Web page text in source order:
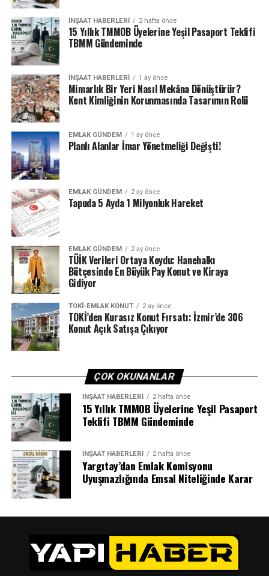
İNŞAAT HABERLERI 2 hafta önce
15 Yıllık TMMOB Üyelerine Yeşil Pasaport Teklifi
TBMM Gündeminde
İNŞAAT HABERLERI 1 ay önce
Mimarlık Bir Yeri Nasıl Mekâna Dönüştürür?
Kent Kimliğinin Korunmasında Tasarımın Rolü
EMLAK GÜNDEM 1 ay önce
Planlı Alanlar İmar Yönetmeliği Değişti!
EMLAK GÜNDEM 2 ay önce
Tapuda 5 Ayda 1 Milyonluk Hareket
EMLAK GÜNDEM 2 ay önce
TÜİK Verileri Ortaya Koydu: Hanehalkı
Bütçesinde En Büyük Pay Konut ve Kiraya
Gidiyor
TOKI-EMLAK KONUT 2 ay önce
TOKİ’den Kurasız Konut Fırsatı: İzmir’de 306
Konut Açık Satışa Çıkıyor
ÇOK OKUNANLAR
İNŞAAT HABERLERI 2 hafta önce
15 Yıllık TMMOB Üyelerine Yeşil Pasaport
Teklifi TBMM Gündeminde
İNŞAAT HABERLERI 2 hafta önce
Yargıtay’dan Emlak Komisyonu
Uyuşmazlığında Emsal Niteliğinde Karar